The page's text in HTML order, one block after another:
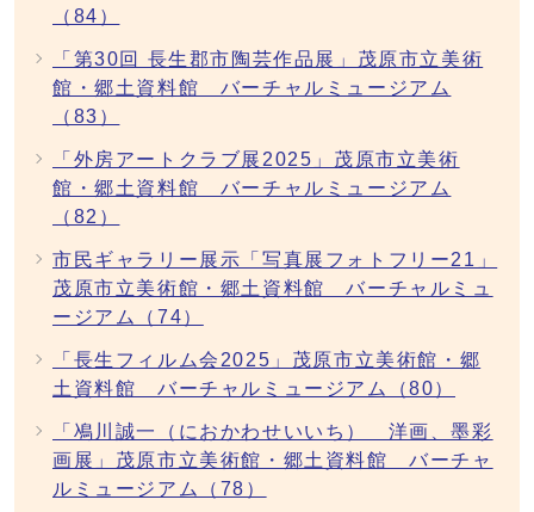
（84）
「第30回 長生郡市陶芸作品展」茂原市立美術
館・郷土資料館 バーチャルミュージアム
（83）
「外房アートクラブ展2025」茂原市立美術
館・郷土資料館 バーチャルミュージアム
（82）
市民ギャラリー展示「写真展フォトフリー21」
茂原市立美術館・郷土資料館 バーチャルミュ
ージアム（74）
「長生フィルム会2025」茂原市立美術館・郷
土資料館 バーチャルミュージアム（80）
「鳰川誠一（におかわせいいち） 洋画、墨彩
画展」茂原市立美術館・郷土資料館 バーチャ
ルミュージアム（78）